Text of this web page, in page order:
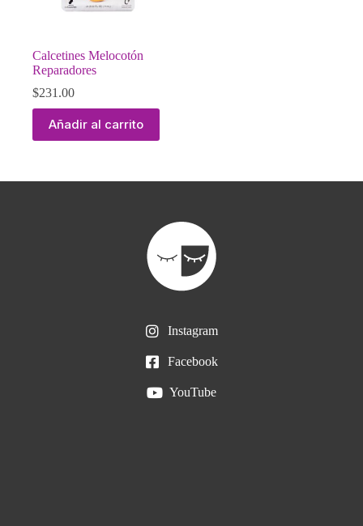
Calcetines Melocotón
Reparadores
$231.00
Añadir al carrito
Instagram
Facebook
YouTube